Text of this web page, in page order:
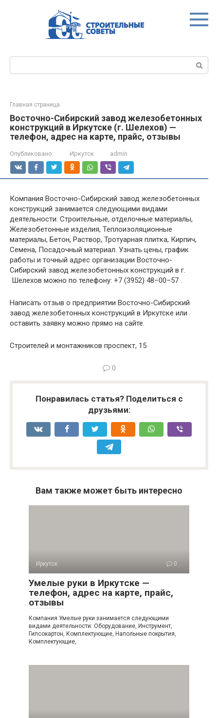
Главная страница
Восточно-Сибирский завод железобетонных
конструкций в Иркутске (г. Шелехов) —
телефон, адрес на карте, прайс, отзывы
Опубликовано: Иркутск admin
Компания Восточно-Сибирский завод железобетонных
конструкций занимается следующими видами
деятельности: Строительные, отделочные материалы,
Железобетонные изделия, Теплоизоляционные
материалы, Бетон, Раствор, Тротуарная плитка, Кирпич,
Семена, Посадочный материал. Узнать цены, график
работы и точный адрес организации Восточно-
Сибирский завод железобетонных конструкций в г.
Шелехов можно по телефону: +7 (3952) 48–00–57 .
Написать отзыв о предприятии Восточно-Сибирский
завод железобетонных конструкций в Иркутске или
оставить заявку можно прямо на сайте.
Строителей и монтажников проспект, 15
0
Понравилась статья? Поделиться с
друзьями:
Вам также может быть интересно
Иркутск 0
Умелые руки в Иркутске —
телефон, адрес на карте, прайс,
отзывы
Компания Умелые руки занимается следующими
видами деятельности: Оборудование, Инструмент,
Гипсокартон, Комплектующие, Напольные покрытия,
Комплектующие,